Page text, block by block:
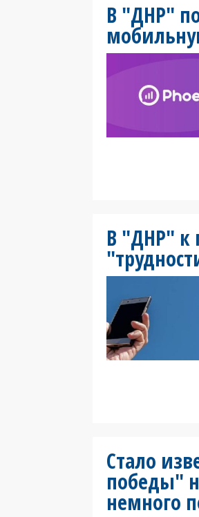
В "ДНР"
В "ДНР" к
Стало
победы"
немного